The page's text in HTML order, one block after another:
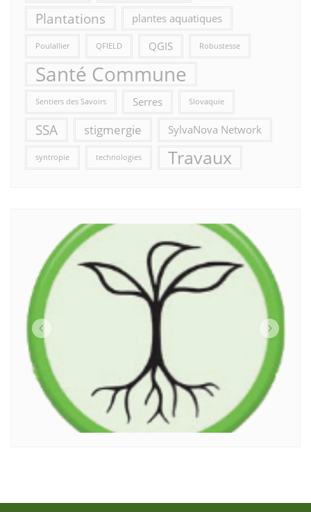
Plantations plantes aquatiques
Poulallier QFIELD QGIS Robustesse
Santé Commune
Sentiers des Savoirs Serres Slovaquie
SSA stigmergie SylvaNova Network
syntropie technologies Travaux